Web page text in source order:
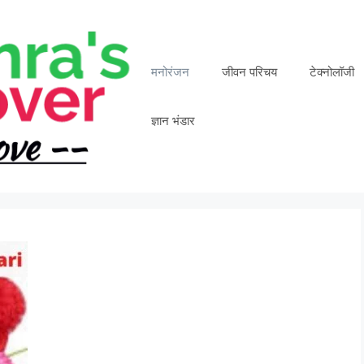
मनोरंजन जीवन परिचय टेक्नोलॉजी
ज्ञान भंडार